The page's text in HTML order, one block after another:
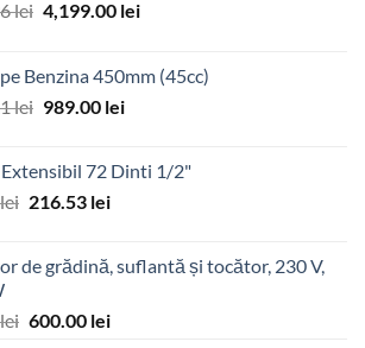
lei Prețul
fost:
7,894.96 lei.
4,199.00 leiPrețul
4,199.00 lei.
Benzina 450mm (45cc)
lei Prețul
fost:
2,164.21 lei.
989.00 leiPrețul
989.00 lei.
72 Dinti 1/2"
lei Prețul
fost:
216.53 leiPrețul
216.53 lei.
de grădină, suflantă și tocător, 230 V,
lei Prețul
600.00 leiPrețul